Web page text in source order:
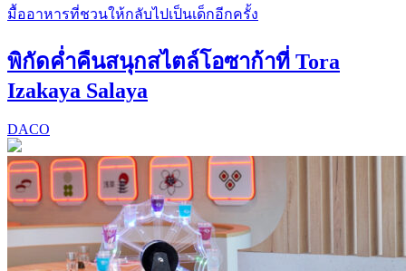
พิกัดค่ำคืนสนุกสไตล์โอซาก้าที่ Tora
Izakaya Salaya
DACO